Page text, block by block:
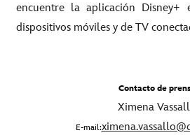
encuentre la aplicación
dispositivos móviles y de TV
Contacto de
Ximena
E-mail: